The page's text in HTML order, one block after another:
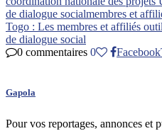
de dialogue socialmembres et
Togo : Les membres et affiliés
de dialogue social
0 commentaires 0 Facebook
Gapola
Pour vos reportages, annonces et